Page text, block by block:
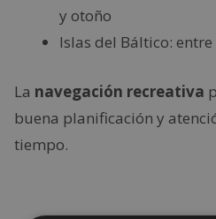
y otoño
Islas del Báltico:
La navegación recreativa
buena planificación y
tiempo.